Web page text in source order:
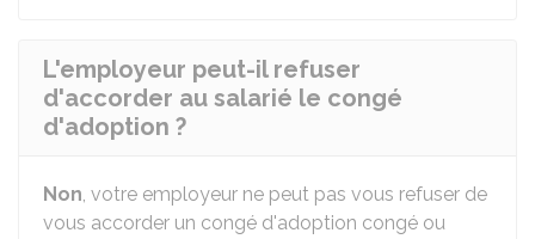
L'employeur peut-il refuser
d'accorder au salarié le congé
d'adoption ?
Non, votre employeur ne peut pas vous refuser de
vous accorder un congé d'adoption congé ou